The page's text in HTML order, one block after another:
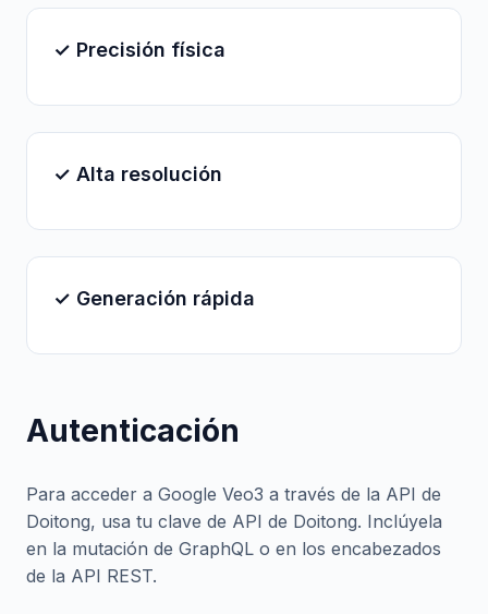
✓ Precisión física
✓ Alta resolución
✓ Generación rápida
Autenticación
Para acceder a Google Veo3 a través de la API de
Doitong, usa tu clave de API de Doitong. Inclúyela
en la mutación de GraphQL o en los encabezados
de la API REST.